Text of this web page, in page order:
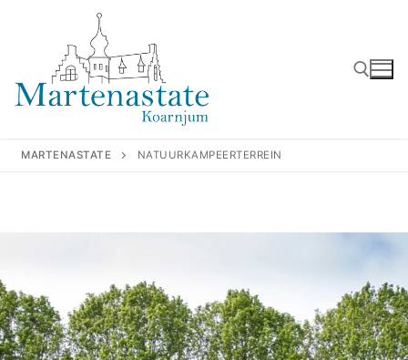
inhoud
Zoeken naar:
MARTENASTATE NATUURKAMPEERTERREIN